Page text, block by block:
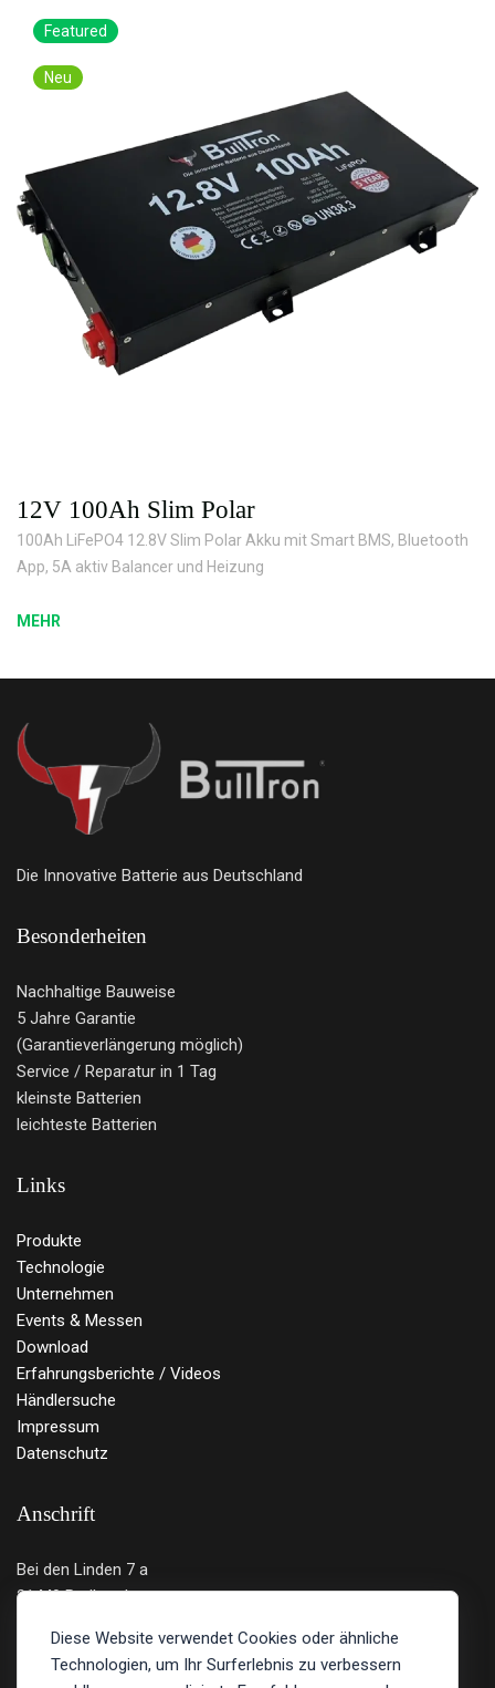
Featured
Neu
12V 100Ah Slim Polar
100Ah LiFePO4 12.8V Slim Polar Akku mit Smart BMS, Bluetooth
App, 5A aktiv Balancer und Heizung
MEHR
Die Innovative Batterie aus Deutschland
Besonderheiten
Nachhaltige Bauweise
5 Jahre Garantie
(Garantieverlängerung möglich)
Service / Reparatur in 1 Tag
kleinste Batterien
leichteste Batterien
Links
Produkte
Technologie
Unternehmen
Events & Messen
Download
Erfahrungsberichte / Videos
Händlersuche
Impressum
Datenschutz
Anschrift
Bei den Linden 7 a
21449 Radbruch
Tel.: 04131 - 219 12 89
Diese Website verwendet Cookies oder ähnliche
Technologien, um Ihr Surferlebnis zu verbessern